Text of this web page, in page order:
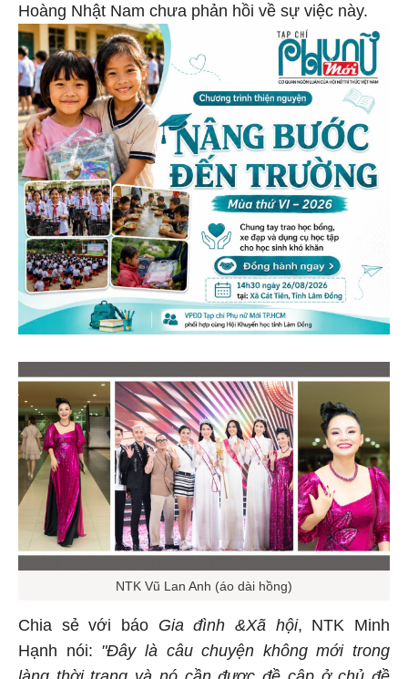
Hoàng Nhật Nam chưa phản hồi về sự việc này.
NTK Vũ Lan Anh (áo dài hồng)
Chia sẻ với báo Gia đình &Xã hội, NTK Minh
Hạnh nói: "Đây là câu chuyện không mới trong
làng thời trang và nó cần được đề cập ở chủ đề